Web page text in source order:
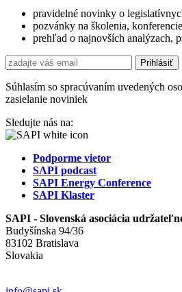
pravidelné novinky o
pozvánky na školenia,
prehľad o najnovších analýzach,
Súhlasím so spracúvaním uvedených
zasielanie noviniek
Sledujte nás na:
Podporme vietor
SAPI podcast
SAPI Energy Conference
SAPI Klaster
SAPI - Slovenská asociácia
Budyšínska 94/36
83102 Bratislava
Slovakia